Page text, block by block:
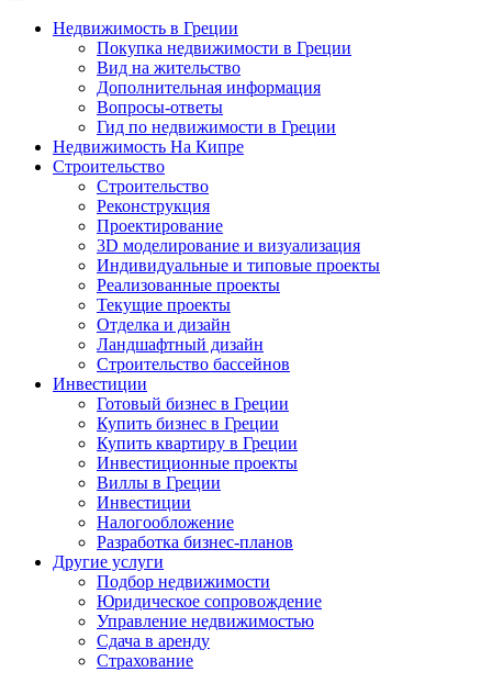
Недвижимость в Греции
Покупка недвижимости в Греции
Вид на жительство
Дополнительная информация
Вопросы-ответы
Гид по недвижимости в Греции
Недвижимость На Кипре
Строительство
Строительство
Реконструкция
Проектирование
3D моделирование и визуализация
Индивидуальные и типовые проекты
Реализованные проекты
Текущие проекты
Отделка и дизайн
Ландшафтный дизайн
Строительство бассейнов
Инвестиции
Готовый бизнес в Греции
Купить бизнес в Греции
Купить квартиру в Греции
Инвестиционные проекты
Виллы в Греции
Инвестиции
Налогообложение
Разработка бизнес-планов
Другие услуги
Подбор недвижимости
Юридическое сопровождение
Управление недвижимостью
Сдача в аренду
Страхование